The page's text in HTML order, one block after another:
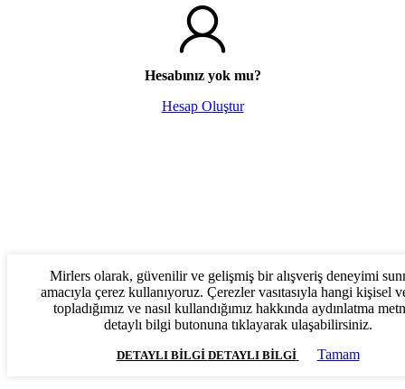
Hesabınız yok mu?
Hesap Oluştur
Mirlers olarak, güvenilir ve gelişmiş bir alışveriş deneyimi
amacıyla çerez kullanıyoruz. Çerezler vasıtasıyla hangi kişisel
topladığımız ve nasıl kullandığımız hakkında aydınlatma
detaylı bilgi butonuna tıklayarak ulaşabilirsiniz.
DETAYLI BILGI DETAYLI BILGI Tamam